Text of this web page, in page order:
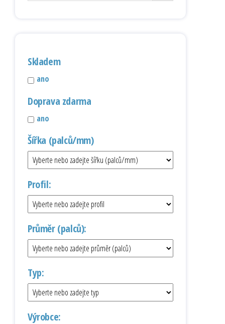
Skladem
ano
Doprava zdarma
ano
Šířka (palců/mm)
Profil:
Průměr (palců):
Typ:
Výrobce: